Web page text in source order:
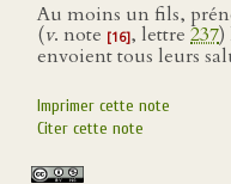
Au moins un fils,
(v. note [16], lettre 237)
envoient tous leurs
Imprimer cette note
Citer cette note